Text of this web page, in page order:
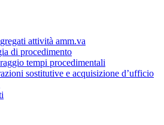
attività amm.va
di procedimento
tempi procedimentali
sostitutive e acquisizione d’ufficio